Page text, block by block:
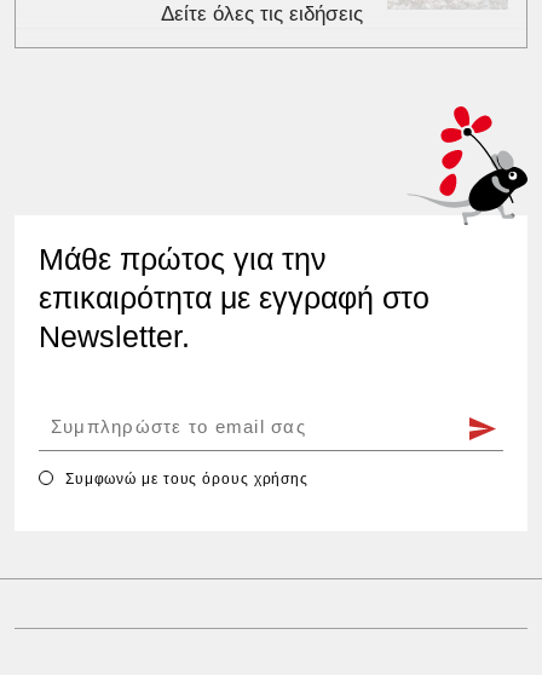
Δείτε όλες τις ειδήσεις
Μάθε πρώτος για την
επικαιρότητα με εγγραφή στο
Newsletter.
Συμφωνώ με τουςόρους χρήσης